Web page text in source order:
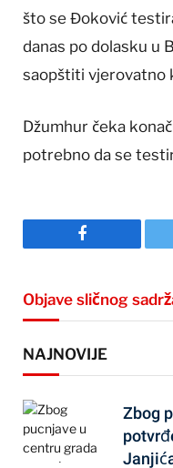
što se Đoković
danas po dolasku u
saopštiti vjerovatno
Džumhur čeka
potrebno da se
Facebook
Objave sličnog
NAJNOVIJE
Zbog